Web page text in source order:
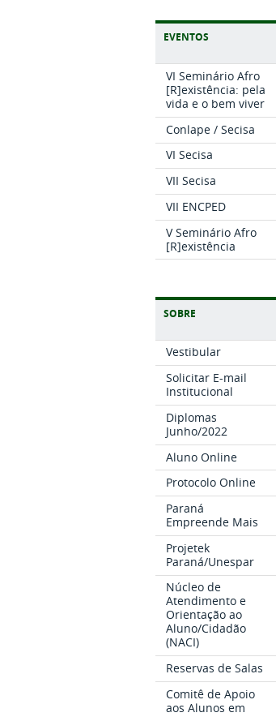
EVENTOS
VI Seminário Afro
[R]existência: pela
vida e o bem viver
Conlape / Secisa
VI Secisa
VII Secisa
VII ENCPED
V Seminário Afro
[R]existência
SOBRE
Vestibular
Solicitar E-mail
Institucional
Diplomas
Junho/2022
Aluno Online
Protocolo Online
Paraná
Empreende Mais
Projetek
Paraná/Unespar
Núcleo de
Atendimento e
Orientação ao
Aluno/Cidadão
(NACI)
Reservas de Salas
Comitê de Apoio
aos Alunos em